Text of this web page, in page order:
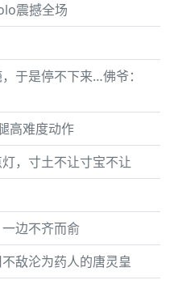
震撼全场
于是停不下来…佛爷：
高难度动作
，寸土不让寸宝不让
边不齐而俞
敌沦为药人的唐灵皇